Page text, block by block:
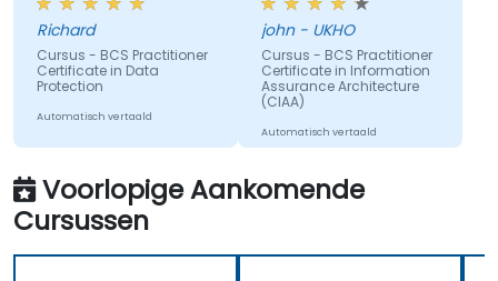
beheer en de verwerking van
persoonsgegevens in overeenstemming
met zowel de AVG als de Britse
wetgeving.
geleid
Richard
Cursus - BCS Practitioner
Certificate in Data
Protection
Automatisch vertaald
kenmerk dat vaak
terugkeert in BCS-
cursussen en
examens. 2. Het vak
werd voorgesteld door
PowerPoint-
presentaties vol tekst
- de BCS zou ten
minste enige
john - UKHO
Cursus - BCS Practitioner
Certificate in Information
Assurance Architecture
(CIAA)
Automatisch vertaald
Voorlopige Aankomende
Cursussen